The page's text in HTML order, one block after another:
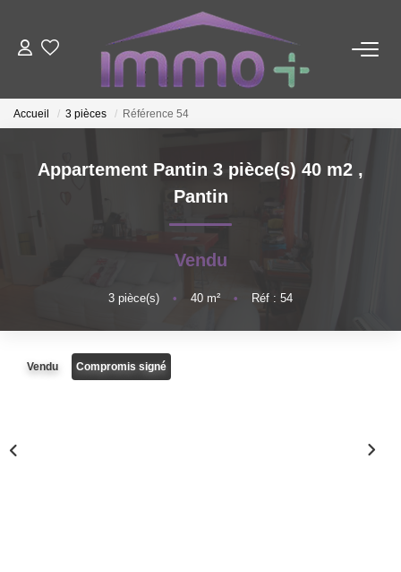
ACHETER
FAIRE GÉRER
ESTIMER
NOTRE AGENCE
Qui Sommes-Nous ?
Accueil 3 pièces Référence 54
Appartement Pantin 3 pièce(s) 40 m2 ,
Pantin
Vendu
3 pièce(s) • 40 m² • Réf : 54
Vendu Compromis signé